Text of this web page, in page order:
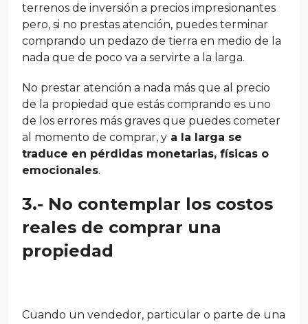
terrenos de inversión a precios impresionantes
pero, si no prestas atención, puedes terminar
comprando un pedazo de tierra en medio de la
nada que de poco va a servirte a la larga.
No prestar atención a nada más que al precio
de la propiedad que estás comprando es uno
de los errores más graves que puedes cometer
al momento de comprar, y a la larga se
traduce en pérdidas monetarias, físicas o
emocionales.
3.- No contemplar los costos
reales de comprar una
propiedad
Cuando un vendedor, particular o parte de una